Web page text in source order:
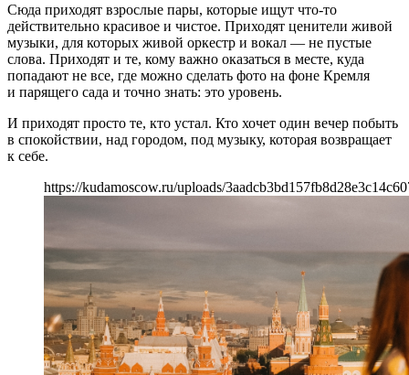
Сюда приходят взрослые пары, которые ищут что-то
действительно красивое и чистое. Приходят ценители живой
музыки, для которых живой оркестр и вокал — не пустые
слова. Приходят и те, кому важно оказаться в месте, куда
попадают не все, где можно сделать фото на фоне Кремля
и парящего сада и точно знать: это уровень.
И приходят просто те, кто устал. Кто хочет один вечер побыть
в спокойствии, над городом, под музыку, которая возвращает
к себе.
https://kudamoscow.ru/uploads/